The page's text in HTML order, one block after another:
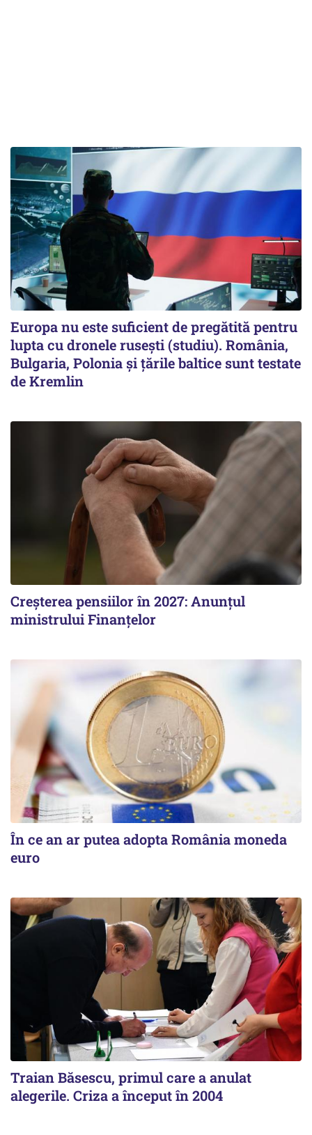
Europa nu este suficient de pregătită pentru
lupta cu dronele rusești (studiu). România,
Bulgaria, Polonia și țările baltice sunt testate
de Kremlin
Creșterea pensiilor în 2027: Anunțul
ministrului Finanțelor
În ce an ar putea adopta România moneda
euro
Traian Băsescu, primul care a anulat
alegerile. Criza a început în 2004